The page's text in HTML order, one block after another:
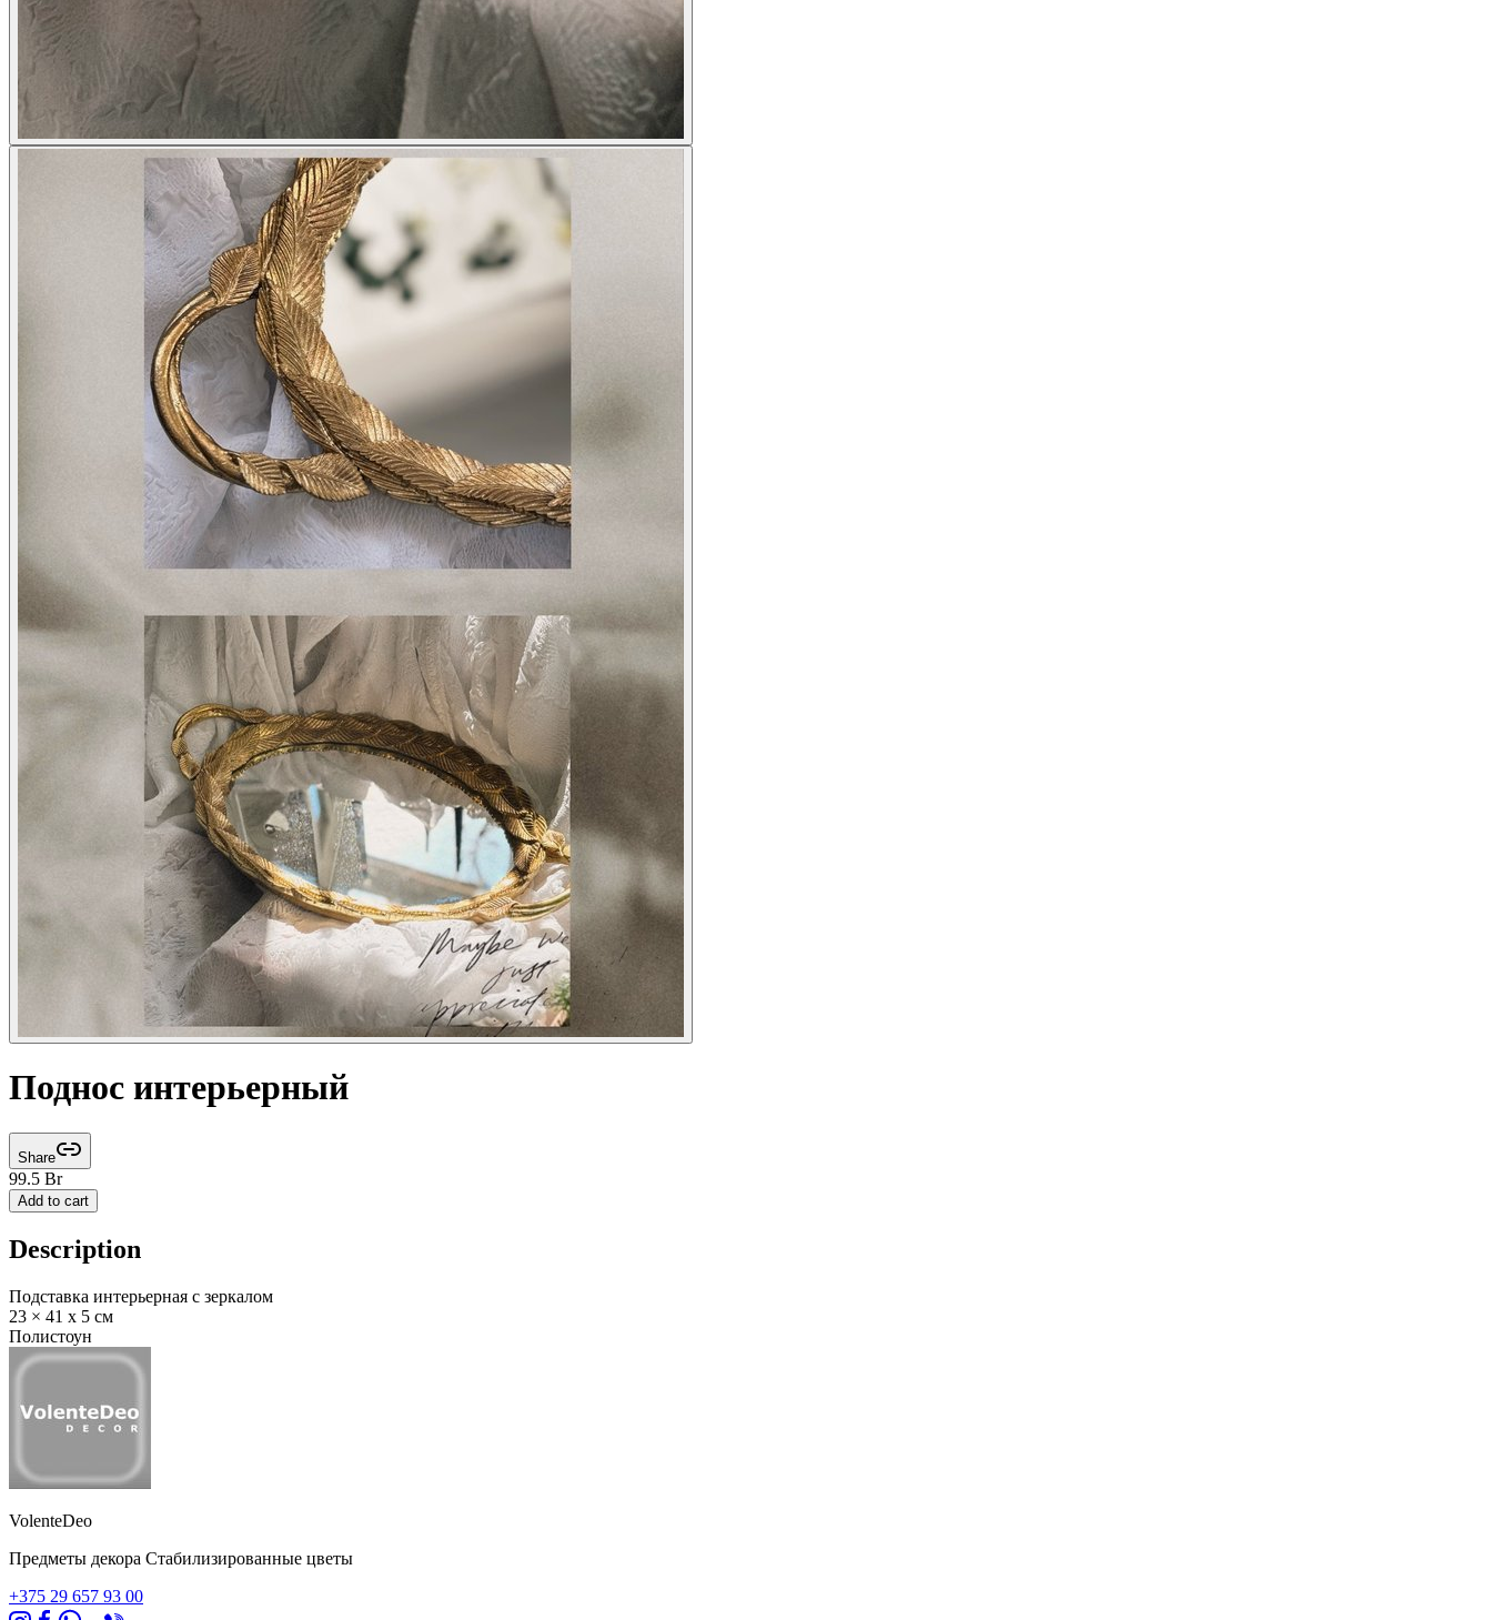
Поднос интерьерный
Share
99.5 Br
Add to cart
Description
Подставка интерьерная с зеркалом
23 × 41 x 5 см
Полистоун
VolenteDeo
Предметы декора Стабилизированные цветы
+375 29 657 93 00